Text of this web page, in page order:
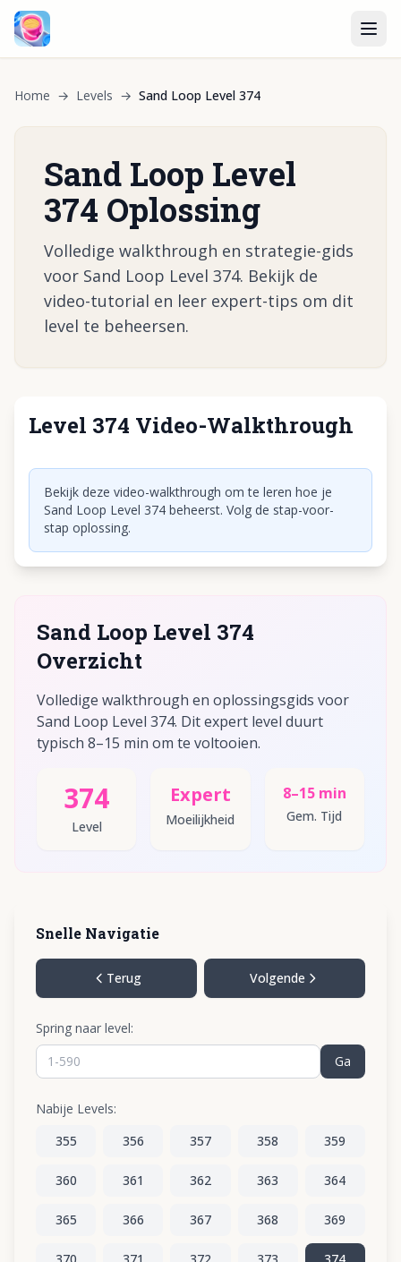
Home → Levels → Sand Loop Level 374
Sand Loop Level
374 Oplossing
Volledige walkthrough en strategie-gids
voor Sand Loop Level 374. Bekijk de
video-tutorial en leer expert-tips om dit
level te beheersen.
Level 374 Video-Walkthrough
Klik om video af te spelen
Bekijk deze video-walkthrough om te leren hoe je
Sand Loop Level 374 beheerst. Volg de stap-voor-
stap oplossing.
Sand Loop Level 374
Overzicht
Volledige walkthrough en oplossingsgids voor
Sand Loop Level 374. Dit expert level duurt
typisch 8–15 min om te voltooien.
374
Level
Expert
Moeilijkheid
8–15 min
Gem. Tijd
Snelle Navigatie
Terug Volgende
Spring naar level:
Ga
Nabije Levels:
355
356 357 358 359
360 361 362 363 364
365 366 367 368 369